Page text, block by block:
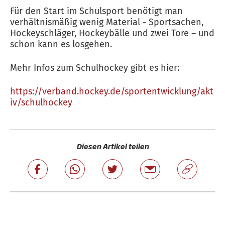
Für den Start im Schulsport benötigt man
verhältnismäßig wenig Material - Sportsachen,
Hockeyschläger, Hockeybälle und zwei Tore – und
schon kann es losgehen.
Mehr Infos zum Schulhockey gibt es hier:
https://verband.hockey.de/sportentwicklung/akt
iv/schulhockey
Diesen Artikel teilen